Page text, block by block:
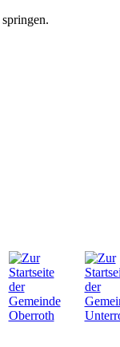
springen.